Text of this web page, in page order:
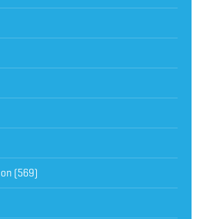
(569)